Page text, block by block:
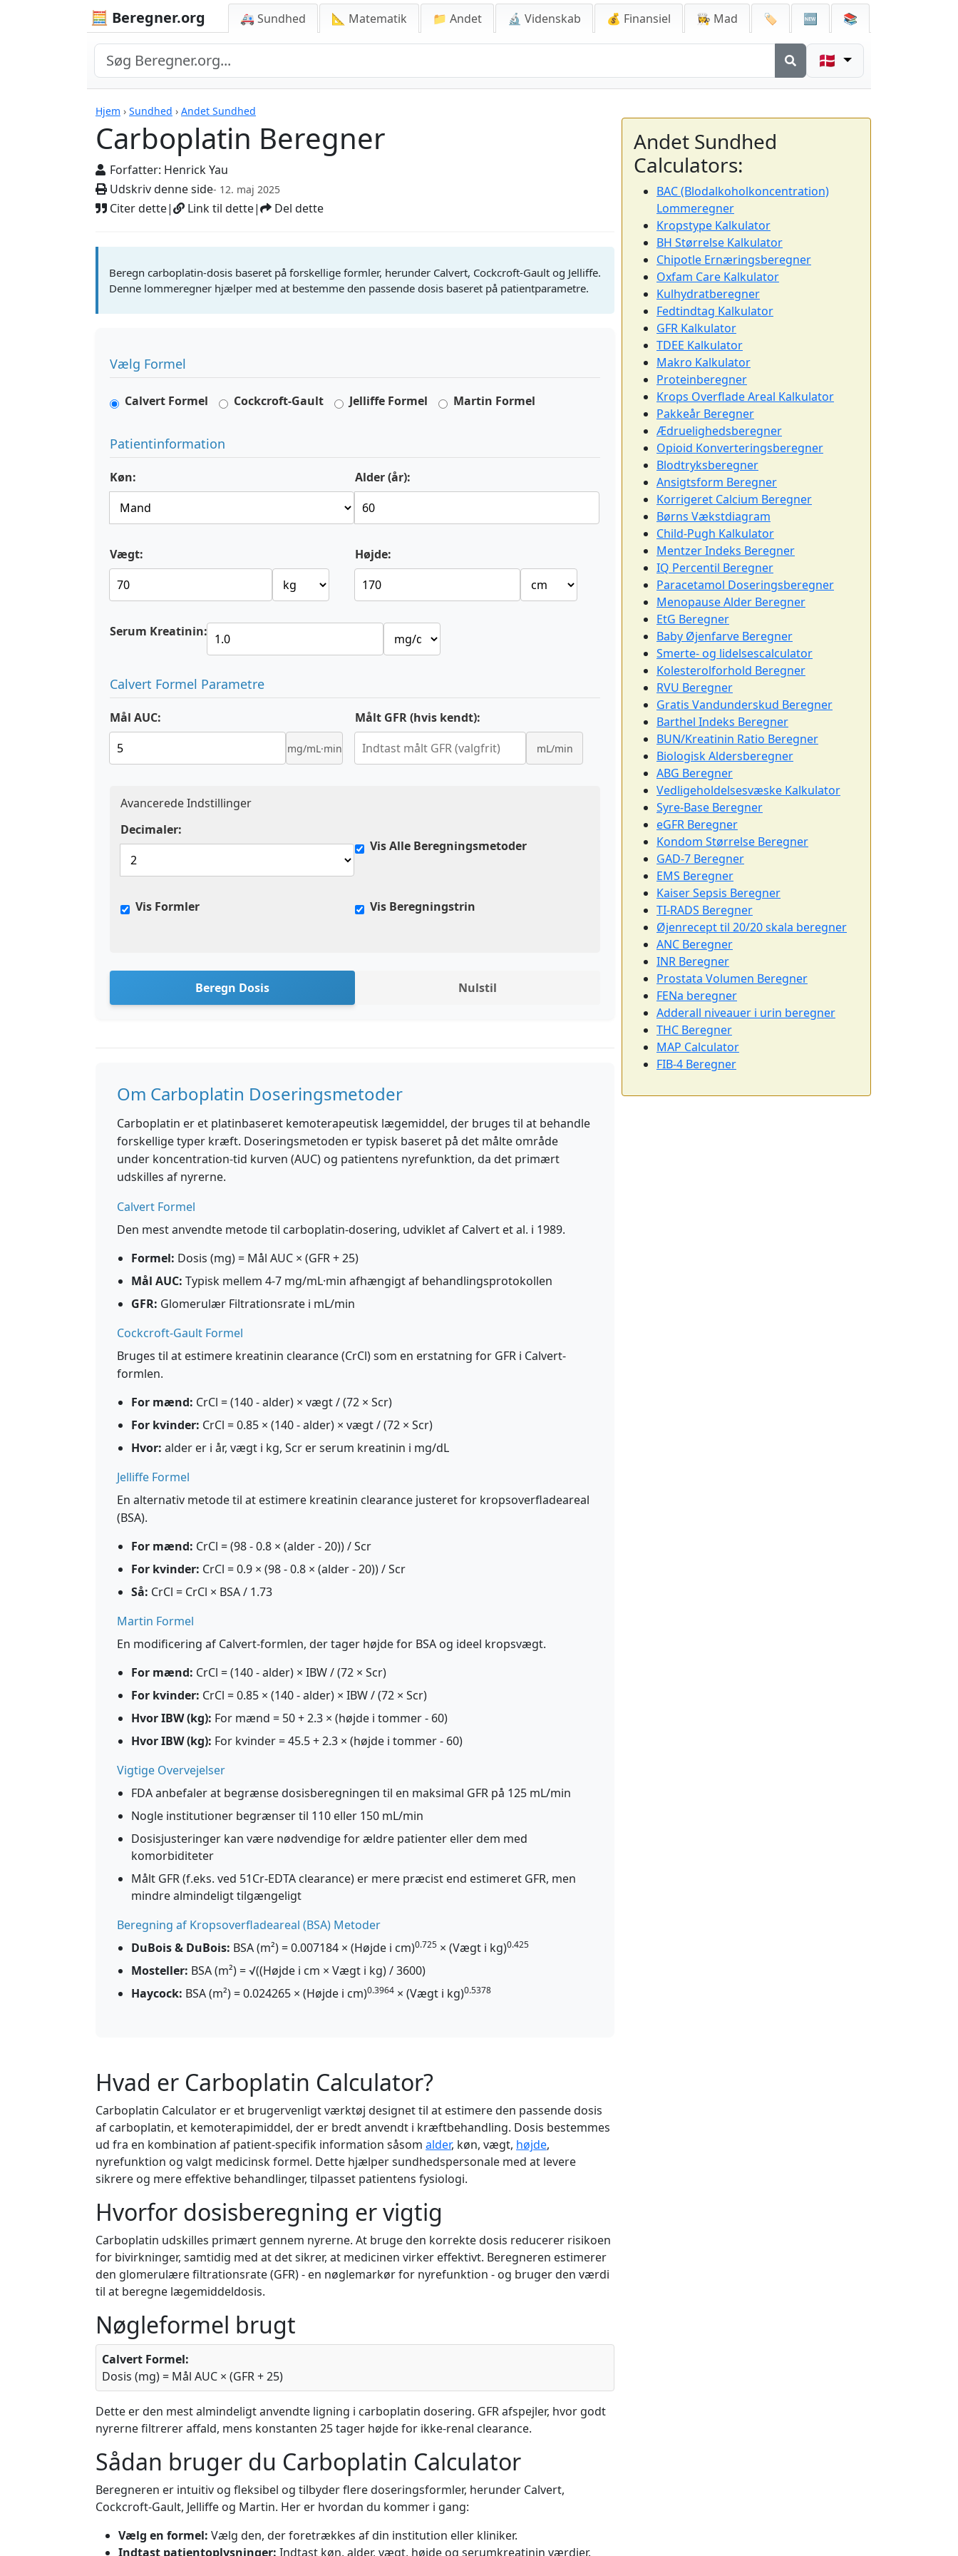
🧮 Beregner.org 🚑 Sundhed 📐 Matematik 📁 Andet 🔬 Videnskab 💰 Finansiel 👩‍🍳 Mad 🏷️ 🆕 📚
🇩🇰
Hjem › Sundhed › Andet Sundhed
Carboplatin Beregner
Forfatter: Henrick Yau
Udskriv denne side- 12. maj 2025
Citer dette| Link til dette| Del dette
Carboplatin Beregner
Beregn carboplatin-dosis baseret på forskellige formler, herunder Calvert, Cockcroft-Gault og Jelliffe.
Denne lommeregner hjælper med at bestemme den passende dosis baseret på patientparametre.
Vælg Formel
Calvert Formel Cockcroft-Gault Jelliffe Formel Martin Formel
Patientinformation
Køn: Alder (år):
Vægt: Højde:
Serum Kreatinin:
Calvert Formel Parametre
Mål AUC:
mg/mL·min
Målt GFR (hvis kendt):
mL/min
Avancerede Indstillinger
Decimaler:
Vis Alle Beregningsmetoder
Vis Formler Vis Beregningstrin
Beregn Dosis Nulstil
Om Carboplatin Doseringsmetoder
Carboplatin er et platinbaseret kemoterapeutisk lægemiddel, der bruges til at behandle
forskellige typer kræft. Doseringsmetoden er typisk baseret på det målte område
under koncentration-tid kurven (AUC) og patientens nyrefunktion, da det primært
udskilles af nyrerne.
Calvert Formel
Den mest anvendte metode til carboplatin-dosering, udviklet af Calvert et al. i 1989.
Formel: Dosis (mg) = Mål AUC × (GFR + 25)
Mål AUC: Typisk mellem 4-7 mg/mL·min afhængigt af behandlingsprotokollen
GFR: Glomerulær Filtrationsrate i mL/min
Cockcroft-Gault Formel
Bruges til at estimere kreatinin clearance (CrCl) som en erstatning for GFR i Calvert-
formlen.
For mænd: CrCl = (140 - alder) × vægt / (72 × Scr)
For kvinder: CrCl = 0.85 × (140 - alder) × vægt / (72 × Scr)
Hvor: alder er i år, vægt i kg, Scr er serum kreatinin i mg/dL
Jelliffe Formel
En alternativ metode til at estimere kreatinin clearance justeret for kropsoverfladeareal
(BSA).
For mænd: CrCl = (98 - 0.8 × (alder - 20)) / Scr
For kvinder: CrCl = 0.9 × (98 - 0.8 × (alder - 20)) / Scr
Så: CrCl = CrCl × BSA / 1.73
Martin Formel
En modificering af Calvert-formlen, der tager højde for BSA og ideel kropsvægt.
For mænd: CrCl = (140 - alder) × IBW / (72 × Scr)
For kvinder: CrCl = 0.85 × (140 - alder) × IBW / (72 × Scr)
Hvor IBW (kg): For mænd = 50 + 2.3 × (højde i tommer - 60)
Hvor IBW (kg): For kvinder = 45.5 + 2.3 × (højde i tommer - 60)
Vigtige Overvejelser
FDA anbefaler at begrænse dosisberegningen til en maksimal GFR på 125 mL/min
Nogle institutioner begrænser til 110 eller 150 mL/min
Dosisjusteringer kan være nødvendige for ældre patienter eller dem med
komorbiditeter
Målt GFR (f.eks. ved 51Cr-EDTA clearance) er mere præcist end estimeret GFR, men
mindre almindeligt tilgængeligt
Beregning af Kropsoverfladeareal (BSA) Metoder
DuBois & DuBois: BSA (m²) = 0.007184 × (Højde i cm)0.725 × (Vægt i kg)0.425
Mosteller: BSA (m²) = √((Højde i cm × Vægt i kg) / 3600)
Haycock: BSA (m²) = 0.024265 × (Højde i cm)0.3964 × (Vægt i kg)0.5378
Hvad er Carboplatin Calculator?
Carboplatin Calculator er et brugervenligt værktøj designet til at estimere den passende dosis
af carboplatin, et kemoterapimiddel, der er bredt anvendt i kræftbehandling. Dosis bestemmes
ud fra en kombination af patient-specifik information såsom alder, køn, vægt, højde,
nyrefunktion og valgt medicinsk formel. Dette hjælper sundhedspersonale med at levere
sikrere og mere effektive behandlinger, tilpasset patientens fysiologi.
Hvorfor dosisberegning er vigtig
Carboplatin udskilles primært gennem nyrerne. At bruge den korrekte dosis reducerer risikoen
for bivirkninger, samtidig med at det sikrer, at medicinen virker effektivt. Beregneren estimerer
den glomerulære filtrationsrate (GFR) - en nøglemarkør for nyrefunktion - og bruger den værdi
til at beregne lægemiddeldosis.
Nøgleformel brugt
Calvert Formel:
Dosis (mg) = Mål AUC × (GFR + 25)
Dette er den mest almindeligt anvendte ligning i carboplatin dosering. GFR afspejler, hvor godt
nyrerne filtrerer affald, mens konstanten 25 tager højde for ikke-renal clearance.
Sådan bruger du Carboplatin Calculator
Beregneren er intuitiv og fleksibel og tilbyder flere doseringsformler, herunder Calvert,
Cockcroft-Gault, Jelliffe og Martin. Her er hvordan du kommer i gang:
Vælg en formel: Vælg den, der foretrækkes af din institution eller kliniker.
Indtast patientoplysninger: Indtast køn, alder, vægt, højde og serumkreatinin værdier.
Andet Sundhed
Calculators:
BAC (Blodalkoholkoncentration)
Lommeregner
Kropstype Kalkulator
BH Størrelse Kalkulator
Chipotle Ernæringsberegner
Oxfam Care Kalkulator
Kulhydratberegner
Fedtindtag Kalkulator
GFR Kalkulator
TDEE Kalkulator
Makro Kalkulator
Proteinberegner
Krops Overflade Areal Kalkulator
Pakkeår Beregner
Ædruelighedsberegner
Opioid Konverteringsberegner
Blodtryksberegner
Ansigtsform Beregner
Korrigeret Calcium Beregner
Børns Vækstdiagram
Child-Pugh Kalkulator
Mentzer Indeks Beregner
IQ Percentil Beregner
Paracetamol Doseringsberegner
Menopause Alder Beregner
EtG Beregner
Baby Øjenfarve Beregner
Smerte- og lidelsescalculator
Kolesterolforhold Beregner
RVU Beregner
Gratis Vandunderskud Beregner
Barthel Indeks Beregner
BUN/Kreatinin Ratio Beregner
Biologisk Aldersberegner
ABG Beregner
Vedligeholdelsesvæske Kalkulator
Syre-Base Beregner
eGFR Beregner
Kondom Størrelse Beregner
GAD-7 Beregner
EMS Beregner
Kaiser Sepsis Beregner
TI-RADS Beregner
Øjenrecept til 20/20 skala beregner
ANC Beregner
INR Beregner
Prostata Volumen Beregner
FENa beregner
Adderall niveauer i urin beregner
THC Beregner
MAP Calculator
FIB-4 Beregner